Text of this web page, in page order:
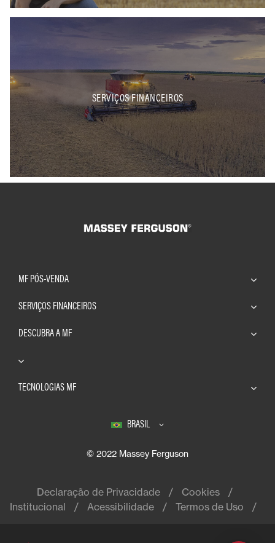
SERVIÇOS FINANCEIROS
MF PÓS-VENDA
SERVIÇOS FINANCEIROS
DESCUBRA A MF
TECNOLOGIAS MF
BRASIL
© 2022 Massey Ferguson
Declaração de Privacidade
Cookies
Institucional
Acessibilidade Termos de Uso